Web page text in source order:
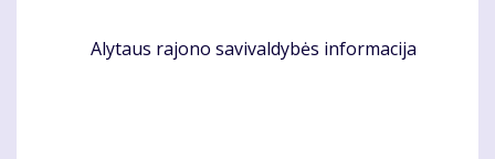
Alytaus rajono savivaldybės informacija